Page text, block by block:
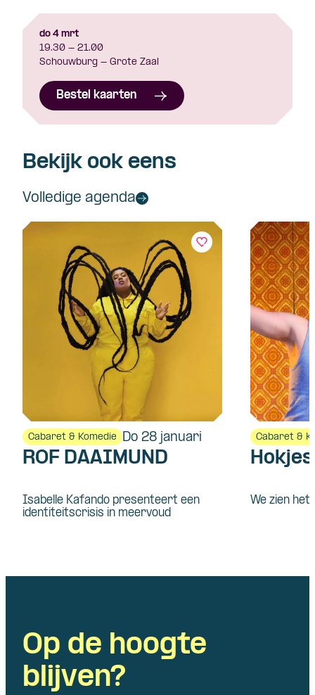
do 4 mrt
19.30 - 21.00
Schouwburg - Grote Zaal
Bestel kaarten
Bekijk ook eens
Volledige agenda
Cabaret & Komedie Do 28 januari
ROF DAAIMUND
Isabelle Kafando presenteert een
identiteitscrisis in meervoud
Cabaret &
We zien het
Op de hoogte
blijven?